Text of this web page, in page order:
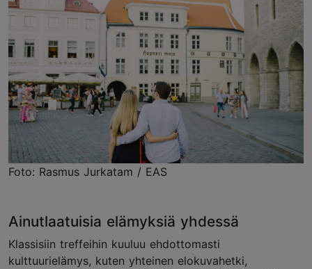
Foto: Rasmus Jurkatam / EAS
Ainutlaatuisia elämyksiä yhdessä
Klassisiin treffeihin kuuluu ehdottomasti
kulttuurielämys, kuten yhteinen elokuvahetki,